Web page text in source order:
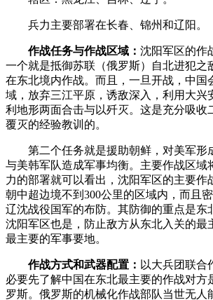
­ 兵力主要部署在长春、锦州和辽阳。­
作战任务与作战区域： 沈阳军区的作
一个就是抵御苏联（俄罗斯）自北进犯之
在东北境内作战。而且，一旦开战，中国
域，放弃三江平原，诱敌深入，利用大兴
利地形两面合击与以歼灭。这是充分吸收
覆灭的经验教训的。­
第二个任务就是援助朝鲜，对美军形
与美韩军队造成军事均衡。主要作战区域
力的部署就可以看出，沈阳军区的主要作
朝中超边境不到300公里的区域内，而且
辽沈战役国军的布防。其防御的重点是东
沈阳军区也是，防止敌方从东北入关的最
最主要的军事要地。­
作战方式和武器配置： 以大兵团联合
必要先了解中国在东北最主要的作战对方
罗斯。俄罗斯的机械化作战部队当世无人